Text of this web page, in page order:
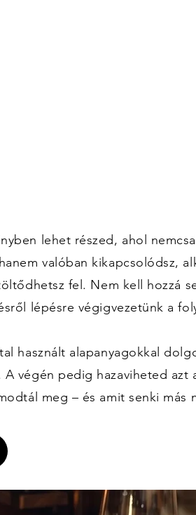
lehet részed, ahol
valóban kikapcsolódsz,
fel. Nem kell hozzá
lépésre végigvezetünk a
használt alapanyagokkal
végén pedig hazaviheted azt
meg – és amit senki más